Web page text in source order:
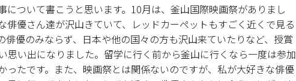
ついて書こうと思います。10月は、釜山国際映画祭がありまし
俳優さん達が沢山きていて、レッドカーペットもすごく近くで見る
俳優のみならず、日本や他の国々の方も沢山来ていたりなど、授賞
思い出になりました。留学に行く前から釜山に行くなら一度は参加
ったです。また、映画祭とは関係ないのですが、私が大好きな俳優